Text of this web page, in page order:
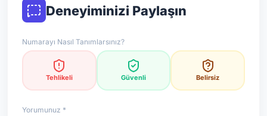
resmi doğrulama niteliği taşımaz.
*Not: Değerlendirmeler onaylı kullanıcı yorumlarına göre
güncellenir.
Deneyiminizi Paylaşın
Numarayı Nasıl Tanımlarsınız?
Tehlikeli Güvenli Belirsiz
Yorumunuz *